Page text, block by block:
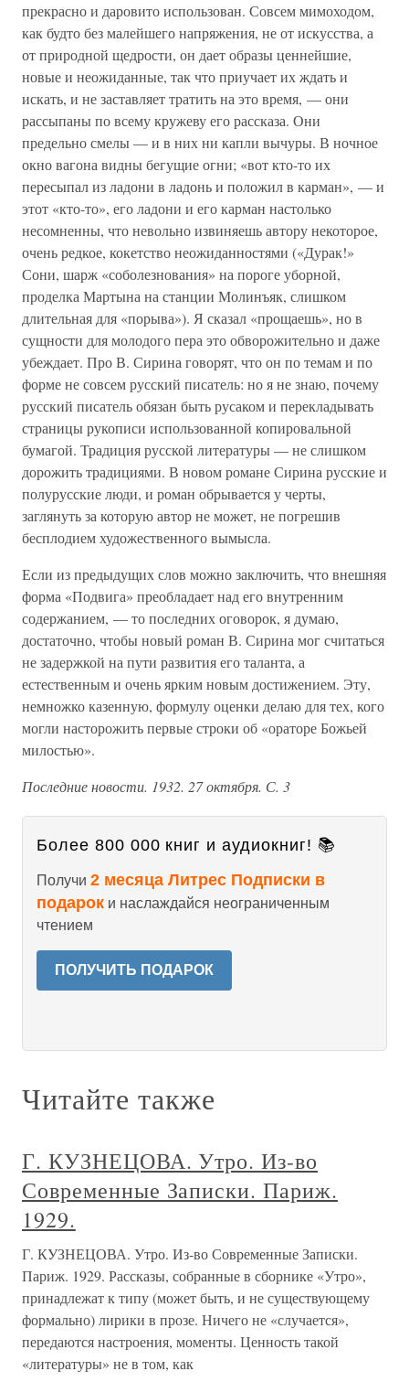
прекрасно и даровито использован. Совсем мимоходом,
как будто без малейшего напряжения, не от искусства, а
от природной щедрости, он дает образы ценнейшие,
новые и неожиданные, так что приучает их ждать и
искать, и не заставляет тратить на это время, — они
рассыпаны по всему кружеву его рассказа. Они
предельно смелы — и в них ни капли вычуры. В ночное
окно вагона видны бегущие огни; «вот кто-то их
пересыпал из ладони в ладонь и положил в карман», — и
этот «кто-то», его ладони и его карман настолько
несомненны, что невольно извиняешь автору некоторое,
очень редкое, кокетство неожиданностями («Дурак!»
Сони, шарж «соболезнования» на пороге уборной,
проделка Мартына на станции Молинъяк, слишком
длительная для «порыва»). Я сказал «прощаешь», но в
сущности для молодого пера это обворожительно и даже
убеждает. Про В. Сирина говорят, что он по темам и по
форме не совсем русский писатель: но я не знаю, почему
русский писатель обязан быть русаком и перекладывать
страницы рукописи использованной копировальной
бумагой. Традиция русской литературы — не слишком
дорожить традициями. В новом романе Сирина русские и
полурусские люди, и роман обрывается у черты,
заглянуть за которую автор не может, не погрешив
бесплодием художественного вымысла.
Если из предыдущих слов можно заключить, что внешняя
форма «Подвига» преобладает над его внутренним
содержанием, — то последних оговорок, я думаю,
достаточно, чтобы новый роман В. Сирина мог считаться
не задержкой на пути развития его таланта, а
естественным и очень ярким новым достижением. Эту,
немножко казенную, формулу оценки делаю для тех, кого
могли насторожить первые строки об «ораторе Божьей
милостью».
Последние новости. 1932. 27 октября. С. 3
Более 800 000 книг и аудиокниг! 📚
Получи 2 месяца Литрес Подписки в
подарок и наслаждайся неограниченным
чтением
ПОЛУЧИТЬ ПОДАРОК
Читайте также
Г. КУЗНЕЦОВА. Утро. Из-во
Современные Записки. Париж.
1929.
Г. КУЗНЕЦОВА. Утро. Из-во Современные Записки.
Париж. 1929. Рассказы, собранные в сборнике «Утро»,
принадлежат к типу (может быть, и не существующему
формально) лирики в прозе. Ничего не «случается»,
передаются настроения, моменты. Ценность такой
«литературы» не в том, как